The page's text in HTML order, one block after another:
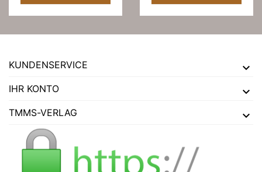
KUNDENSERVICE
IHR KONTO
TMMS-VERLAG